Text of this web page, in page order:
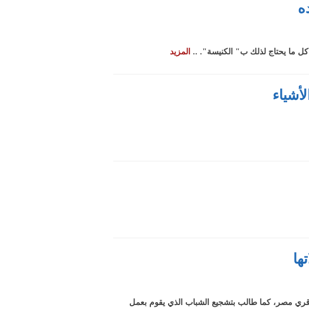
ما يحتاج لذلك ب" الكنيسة". .. المزيد
مصر، كما طالب بتشجيع الشباب الذي يقوم بعمل